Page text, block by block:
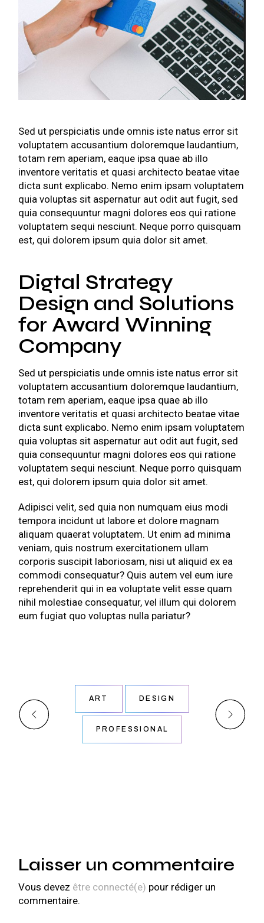
Sed ut perspiciatis unde omnis iste natus error sit
voluptatem accusantium doloremque laudantium,
totam rem aperiam, eaque ipsa quae ab illo
inventore veritatis et quasi architecto beatae vitae
dicta sunt explicabo. Nemo enim ipsam voluptatem
quia voluptas sit aspernatur aut odit aut fugit, sed
quia consequuntur magni dolores eos qui ratione
voluptatem sequi nesciunt. Neque porro quisquam
est, qui dolorem ipsum quia dolor sit amet.
Digtal Strategy
Design and Solutions
for Award Winning
Company
Sed ut perspiciatis unde omnis iste natus error sit
voluptatem accusantium doloremque laudantium,
totam rem aperiam, eaque ipsa quae ab illo
inventore veritatis et quasi architecto beatae vitae
dicta sunt explicabo. Nemo enim ipsam voluptatem
quia voluptas sit aspernatur aut odit aut fugit, sed
quia consequuntur magni dolores eos qui ratione
voluptatem sequi nesciunt. Neque porro quisquam
est, qui dolorem ipsum quia dolor sit amet.
Adipisci velit, sed quia non numquam eius modi
tempora incidunt ut labore et dolore magnam
aliquam quaerat voluptatem. Ut enim ad minima
veniam, quis nostrum exercitationem ullam
corporis suscipit laboriosam, nisi ut aliquid ex ea
commodi consequatur? Quis autem vel eum iure
reprehenderit qui in ea voluptate velit esse quam
nihil molestiae consequatur, vel illum qui dolorem
eum fugiat quo voluptas nulla pariatur?
ART DESIGN
PROFESSIONAL
Laisser un commentaire
Vous devez être connecté(e) pour rédiger un
commentaire.